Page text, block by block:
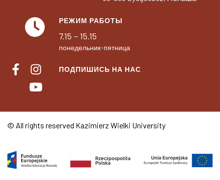
РЕЖИМ РАБОТЫ
7.15 – 15.15
понедельник-пятница
ПОДПИШИСЬ НА НАС
© All rights reserved Kazimierz Wielki University